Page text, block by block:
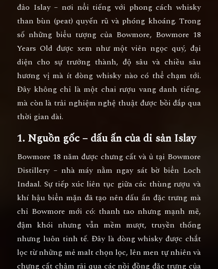
đảo Islay – nơi nổi tiếng với phong cách whisky
than bùn (peat) quyến rũ và phóng khoáng. Trong
số những biểu tượng của Bowmore, Bowmore 18
Years Old được xem như một viên ngọc quý, đại
diện cho sự trưởng thành, độ sâu và chiều sâu
hương vị mà ít dòng whisky nào có thể chạm tới.
Đây không chỉ là một chai rượu vang danh tiếng,
mà còn là trải nghiệm nghệ thuật được bồi đắp qua
thời gian dài.
1. Nguồn gốc – dấu ấn của di sản Islay
Bowmore 18 năm được chưng cất và ủ tại Bowmore
Distillery – nhà máy nằm ngay sát bờ biển Loch
Indaal. Sự tiếp xúc liên tục giữa các thùng rượu và
khí hậu biển mặn đã tạo nên dấu ấn đặc trưng mà
chỉ Bowmore mới có: thanh tao nhưng mạnh mẽ,
đậm khói nhưng vẫn mềm mượt, truyền thống
nhưng luôn tinh tế. Đây là dòng whisky được chắt
lọc từ những mẻ malt chọn lọc, lên men tự nhiên và
chưng cất chậm rãi qua các nồi đồng đặc trưng của